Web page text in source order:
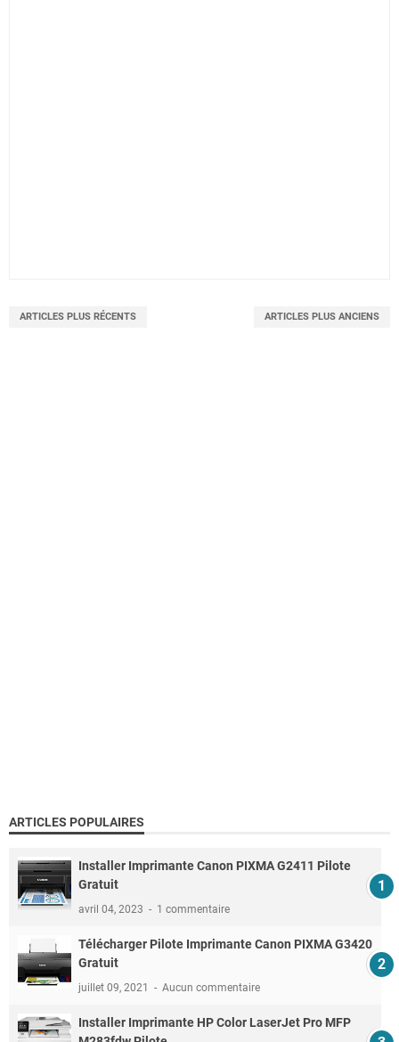
ARTICLES PLUS RÉCENTS ARTICLES PLUS ANCIENS
ARTICLES POPULAIRES
Installer Imprimante Canon PIXMA G2411 Pilote
Gratuit
avril 04, 2023 1 commentaire
Télécharger Pilote Imprimante Canon PIXMA G3420
Gratuit
juillet 09, 2021 Aucun commentaire
Installer Imprimante HP Color LaserJet Pro MFP